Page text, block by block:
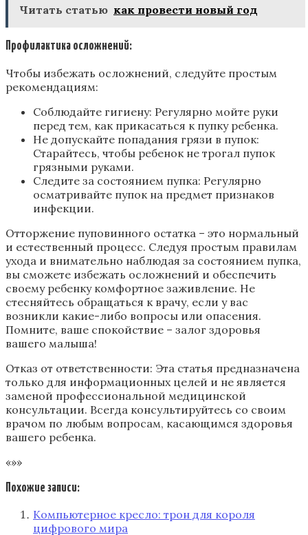
Читать статью как провести новый год
Профилактика осложнений:
Чтобы избежать осложнений, следуйте простым
рекомендациям:
Соблюдайте гигиену: Регулярно мойте руки
перед тем, как прикасаться к пупку ребенка.
Не допускайте попадания грязи в пупок:
Старайтесь, чтобы ребенок не трогал пупок
грязными руками.
Следите за состоянием пупка: Регулярно
осматривайте пупок на предмет признаков
инфекции.
Отторжение пуповинного остатка – это нормальный
и естественный процесс. Следуя простым правилам
ухода и внимательно наблюдая за состоянием пупка,
вы сможете избежать осложнений и обеспечить
своему ребенку комфортное заживление. Не
стесняйтесь обращаться к врачу, если у вас
возникли какие-либо вопросы или опасения.
Помните, ваше спокойствие – залог здоровья
вашего малыша!
Отказ от ответственности: Эта статья предназначена
только для информационных целей и не является
заменой профессиональной медицинской
консультации. Всегда консультируйтесь со своим
врачом по любым вопросам, касающимся здоровья
вашего ребенка.
«»»
Похожие записи:
Компьютерное кресло: трон для короля
цифрового мира